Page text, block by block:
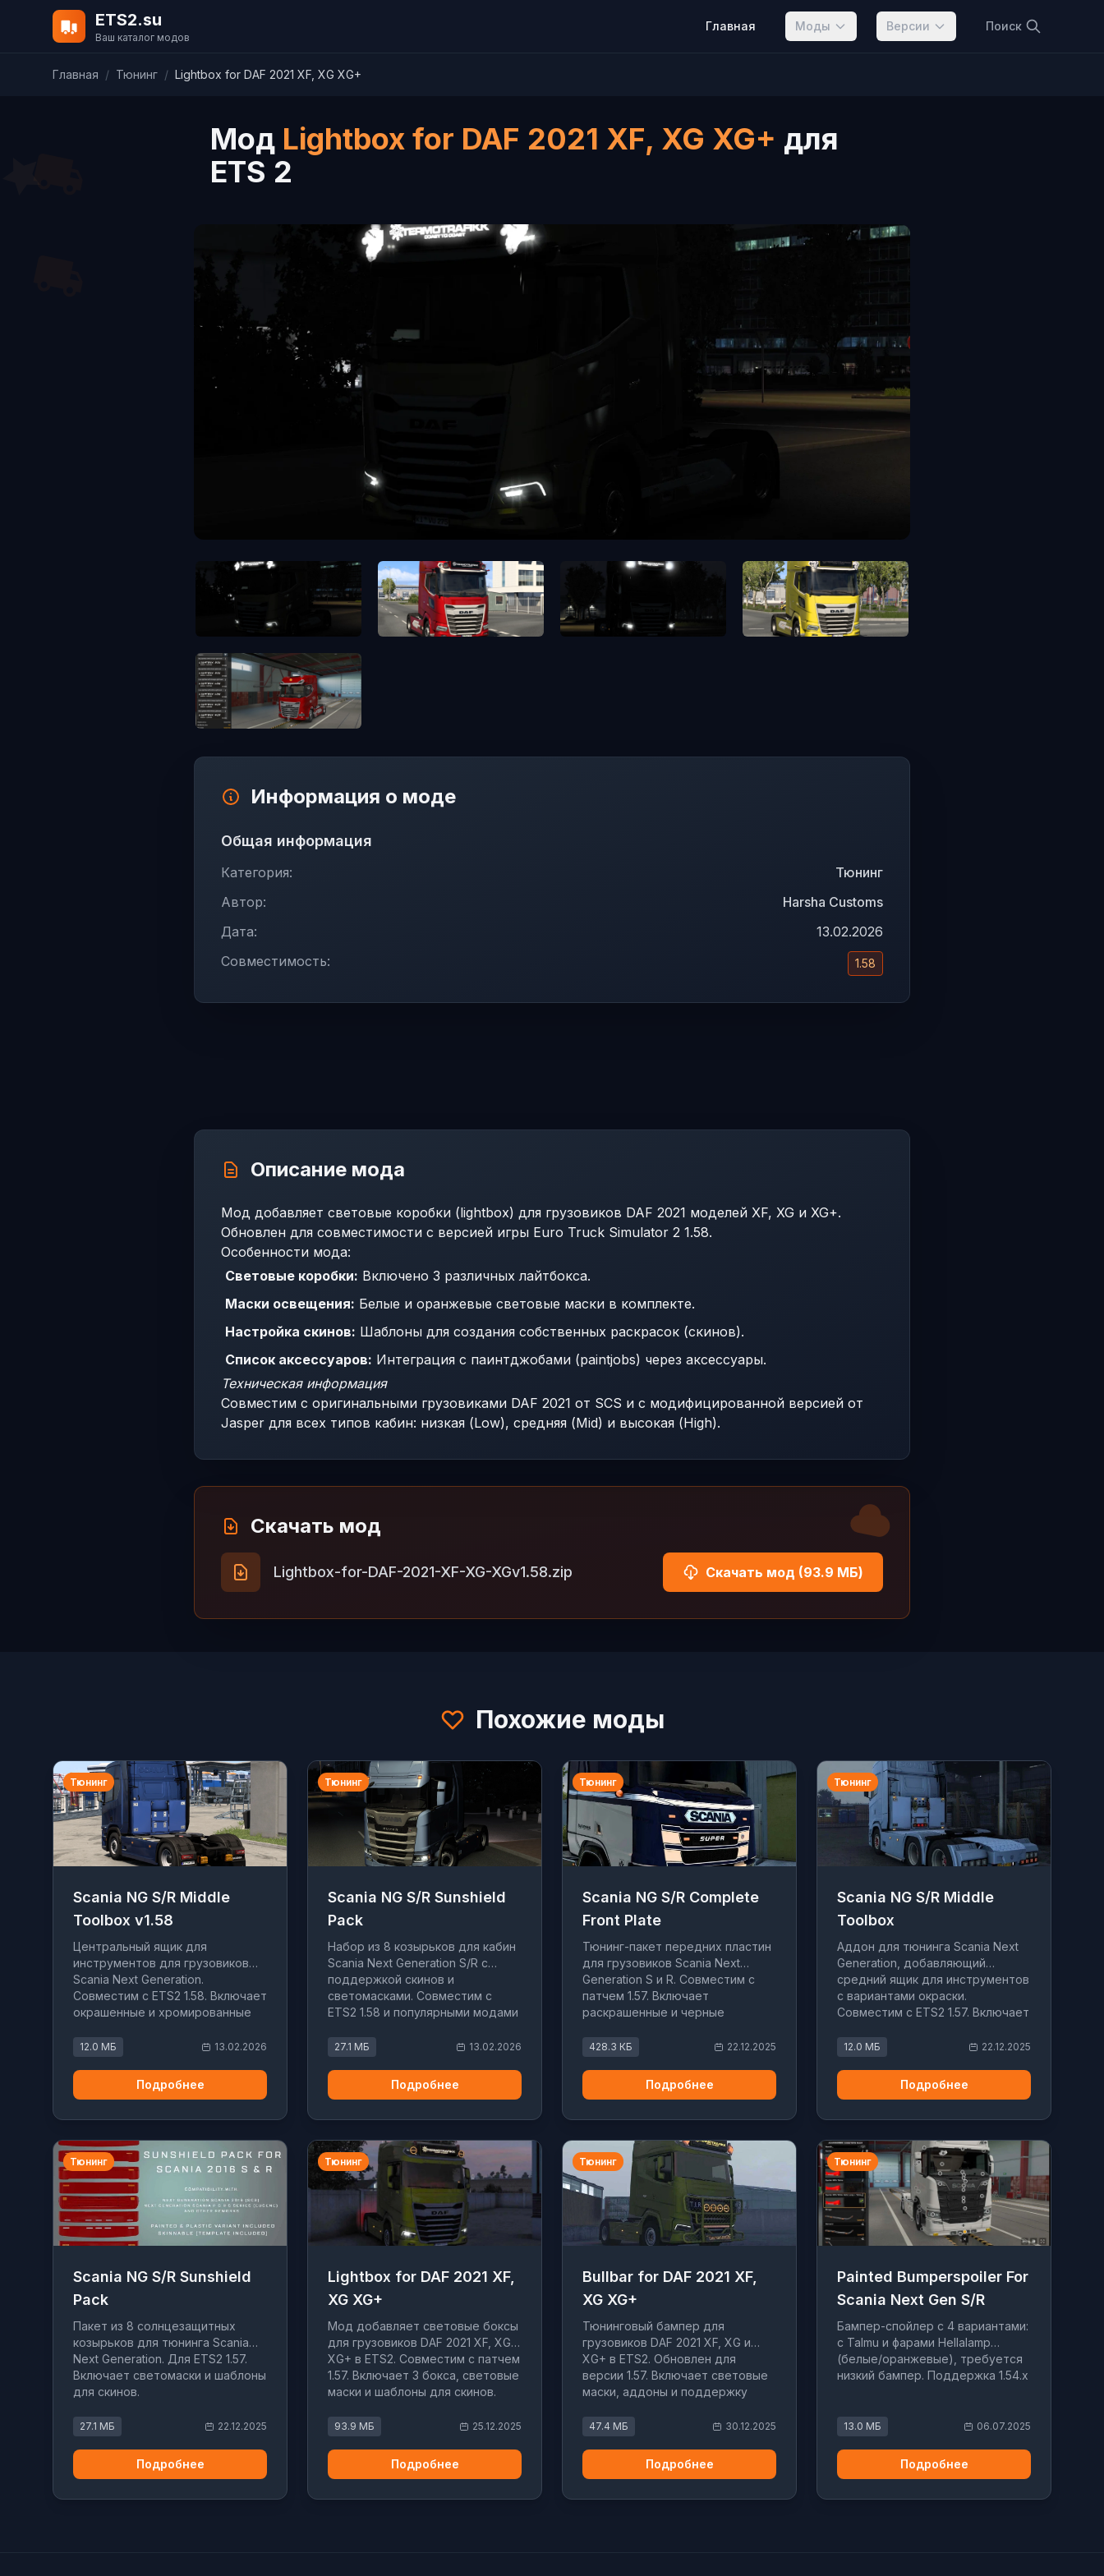
ETS2.su
Ваш каталог модов
Главная Моды Версии Поиск
Главная / Тюнинг / Lightbox for DAF 2021 XF, XG XG+
Мод Lightbox for DAF 2021 XF, XG XG+ для
ETS 2
Информация о моде
Общая информация
Категория:
Тюнинг
Автор:
Harsha Customs
Дата:
13.02.2026
Совместимость:
1.58
Описание мода
Мод добавляет световые коробки (lightbox) для грузовиков DAF 2021 моделей XF, XG и XG+.
Обновлен для совместимости с версией игры Euro Truck Simulator 2 1.58.
Особенности мода:
Световые коробки: Включено 3 различных лайтбокса.
Маски освещения: Белые и оранжевые световые маски в комплекте.
Настройка скинов: Шаблоны для создания собственных раскрасок (скинов).
Список аксессуаров: Интеграция с паинтджобами (paintjobs) через аксессуары.
Техническая информация
Совместим с оригинальными грузовиками DAF 2021 от SCS и с модифицированной версией от
Jasper для всех типов кабин: низкая (Low), средняя (Mid) и высокая (High).
Скачать мод
Lightbox-for-DAF-2021-XF-XG-XGv1.58.zip Скачать мод (93.9 МБ)
Похожие моды
Тюнинг
Scania NG S/R Middle
Toolbox v1.58
Центральный ящик для
инструментов для грузовиков
Scania Next Generation.
Совместим с ETS2 1.58. Включает
окрашенные и хромированные
аддонов.
12.0 МБ 13.02.2026
Подробнее
Тюнинг
Scania NG S/R Sunshield
Pack
Набор из 8 козырьков для кабин
Scania Next Generation S/R с
поддержкой скинов и
светомасками. Совместим с
ETS2 1.58 и популярными модами
27.1 МБ 13.02.2026
Подробнее
Тюнинг
Scania NG S/R Complete
Front Plate
Тюнинг-пакет передних пластин
для грузовиков Scania Next
Generation S и R. Совместим с
патчем 1.57. Включает
раскрашенные и черные
Highline и Normal.
428.3 КБ 22.12.2025
Подробнее
Тюнинг
Scania NG S/R Middle
Toolbox
Аддон для тюнинга Scania Next
Generation, добавляющий
средний ящик для инструментов
с вариантами окраски.
Совместим с ETS2 1.57. Включает
основных модов грузовиков.
12.0 МБ 22.12.2025
Подробнее
Тюнинг
Scania NG S/R Sunshield
Pack
Пакет из 8 солнцезащитных
козырьков для тюнинга Scania
Next Generation. Для ETS2 1.57.
Включает светомаски и шаблоны
для скинов.
27.1 МБ 22.12.2025
Подробнее
Тюнинг
Lightbox for DAF 2021 XF,
XG XG+
Мод добавляет световые боксы
для грузовиков DAF 2021 XF, XG и
XG+ в ETS2. Совместим с патчем
1.57. Включает 3 бокса, световые
маски и шаблоны для скинов.
93.9 МБ 25.12.2025
Подробнее
Тюнинг
Bullbar for DAF 2021 XF,
XG XG+
Тюнинговый бампер для
грузовиков DAF 2021 XF, XG и
XG+ в ETS2. Обновлен для
версии 1.57. Включает световые
маски, аддоны и поддержку
47.4 МБ 30.12.2025
Подробнее
Тюнинг
Painted Bumperspoiler For
Scania Next Gen S/R
Бампер-спойлер с 4 вариантами:
с Talmu и фарами Hellalamp
(белые/оранжевые), требуется
низкий бампер. Поддержка 1.54.x
13.0 МБ 06.07.2025
Подробнее